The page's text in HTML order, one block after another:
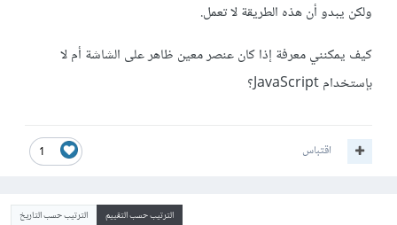
ولكن يبدو أن هذه الطريقة لا تعمل.
كيف يمكنني معرفة إذا كان عنصر معين ظاهر على الشاشة أم لا
بإستخدام JavaScript؟
1 اقتباس
الترتيب حسب التقييم الترتيب حسب التاريخ